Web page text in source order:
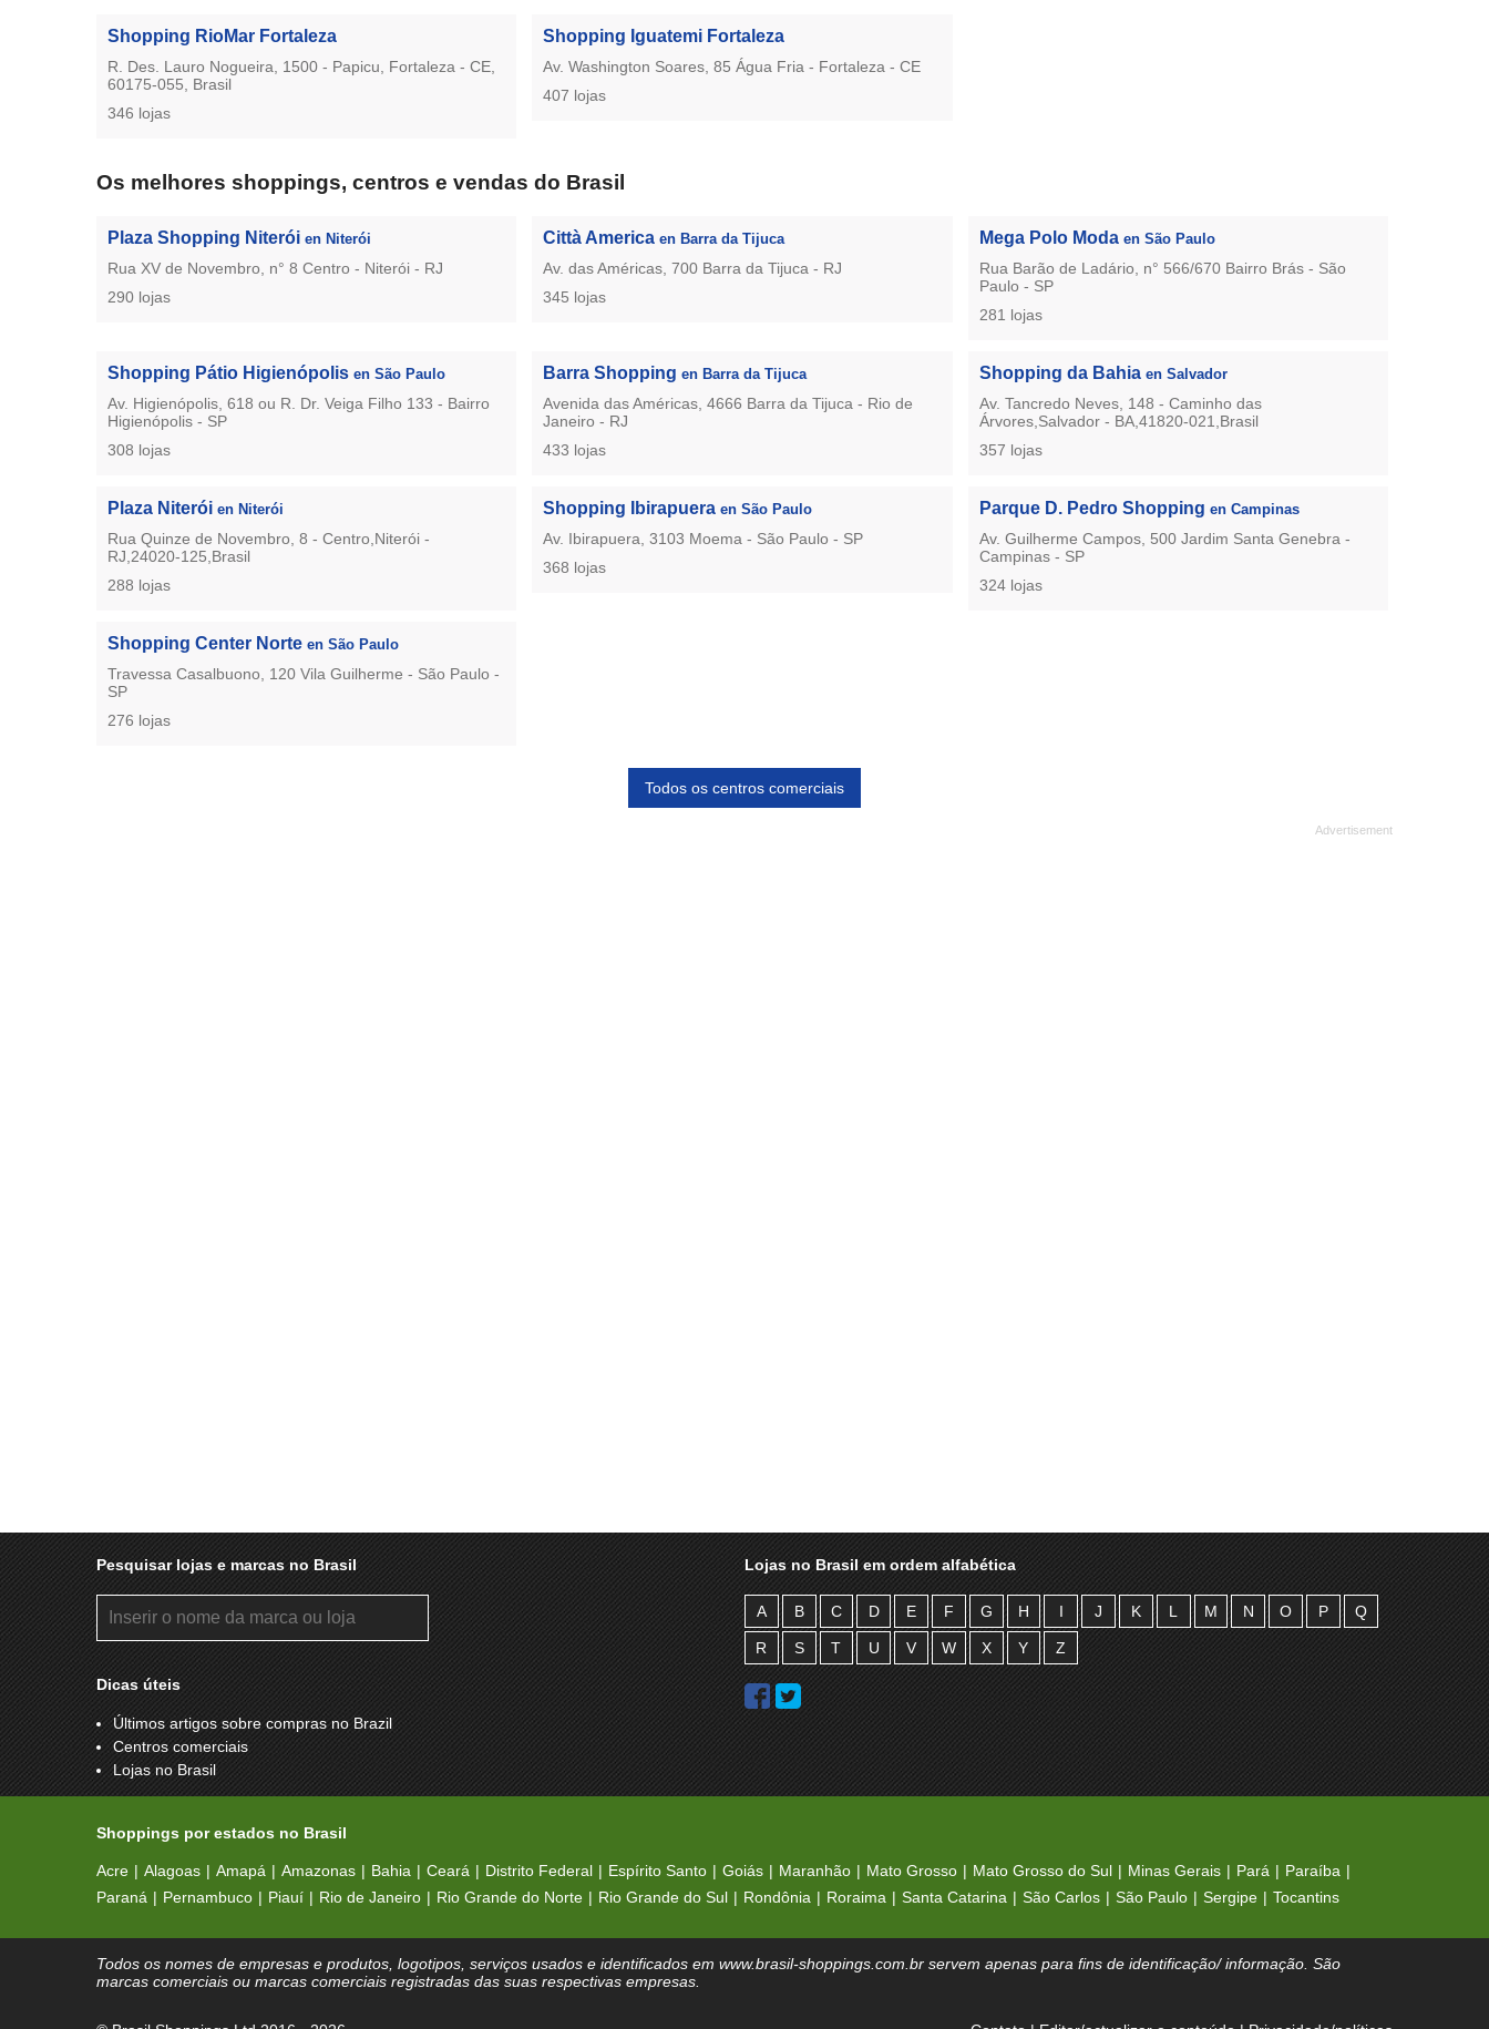
Shopping RioMar Fortaleza
R. Des. Lauro Nogueira, 1500 - Papicu, Fortaleza - CE,
60175-055, Brasil
346 lojas
Shopping Iguatemi Fortaleza
Av. Washington Soares, 85 Água Fria - Fortaleza - CE
407 lojas
Os melhores shoppings, centros e vendas do Brasil
Plaza Shopping Niterói en Niterói
Rua XV de Novembro, n° 8 Centro - Niterói - RJ
290 lojas
Città Americaen Barra da Tijuca
Av. das Américas, 700 Barra da Tijuca - RJ
345 lojas
Mega Polo Moda en São Paulo
Rua Barão de Ladário, n° 566/670 Bairro Brás - São
Paulo - SP
281 lojas
Shopping Pátio Higienópolis en São Paulo
Av. Higienópolis, 618 ou R. Dr. Veiga Filho 133 - Bairro
Higienópolis - SP
308 lojas
Barra Shoppingen Barra da Tijuca
Avenida das Américas, 4666 Barra da Tijuca - Rio de
Janeiro - RJ
433 lojas
Shopping da Bahia en Salvador
Av. Tancredo Neves, 148 - Caminho das
Árvores,Salvador - BA,41820-021,Brasil
357 lojas
Plaza Niterói en Niterói
Rua Quinze de Novembro, 8 - Centro,Niterói -
RJ,24020-125,Brasil
288 lojas
Shopping Ibirapueraen São Paulo
Av. Ibirapuera, 3103 Moema - São Paulo - SP
368 lojas
Parque D. Pedro Shopping en Campinas
Av. Guilherme Campos, 500 Jardim Santa Genebra -
Campinas - SP
324 lojas
Shopping Center Norte en São Paulo
Travessa Casalbuono, 120 Vila Guilherme - São Paulo -
SP
276 lojas
Todos os centros comerciais
Pesquisar lojas e marcas no Brasil
Dicas úteis
Últimos artigos sobre compras no Brazil
Centros comerciais
Lojas no Brasil
Lojas no Brasil em ordem alfabética
A B C D E F G H I J K L M N O P Q
R S T U V W X Y Z
Shoppings por estados no Brasil
Acre Alagoas Amapá Amazonas Bahia Ceará Distrito Federal Espírito Santo Goiás Maranhão Mato Grosso Mato Grosso do Sul Minas Gerais Pará
Paraíba
Paraná
Pernambuco Piauí Rio de Janeiro Rio Grande do Norte Rio Grande do Sul Rondônia Roraima Santa Catarina São Carlos São Paulo Sergipe Tocantins
Todos os nomes de empresas e produtos, logotipos, serviços usados e identificados em www.brasil-shoppings.com.br servem apenas para fins de identificação/ informação. São
marcas comerciais ou marcas comerciais registradas das suas respectivas empresas.